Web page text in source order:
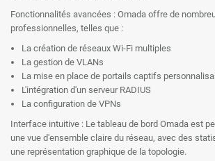
Fonctionnalités avancées : Omada offre de
professionnelles, telles que :
La création de réseaux Wi-Fi multiples
La gestion de VLANs
La mise en place de portails captifs
L'intégration d'un serveur RADIUS
La configuration de VPNs
Interface intuitive : Le tableau de bord Omada est
une vue d'ensemble claire du réseau, avec des
une représentation graphique de la topologie.